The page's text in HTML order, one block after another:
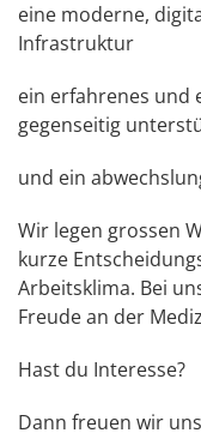
eine moderne,
Infrastruktur
ein erfahrenes und
gegenseitig
und ein
Wir legen grossen
kurze
Arbeitsklima. Bei
Freude an der
Hast du Interesse?
Dann freuen wir